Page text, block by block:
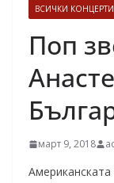
ВСИЧКИ КОНЦЕРТИ
Поп
март 9, 2018